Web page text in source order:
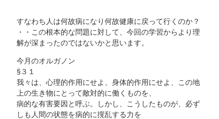
すなわち人は何故病になり何故健康に戻って行くのか？
・・この根本的な問題に対して、今回の学習からより理
解が深まったのではないかと思います。
今月のオルガノン
§３１
我々は、心理的作用にせよ、身体的作用にせよ、この地
上の生き物にとって敵対的に働くものを、
病的な有害要因と呼ぶ。しかし、こうしたものが、必ず
しも人間の状態を病的に撹乱する力を